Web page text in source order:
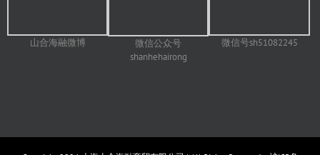
山合海融微博
微信公众号
shanhehairong
微信号sh51082245